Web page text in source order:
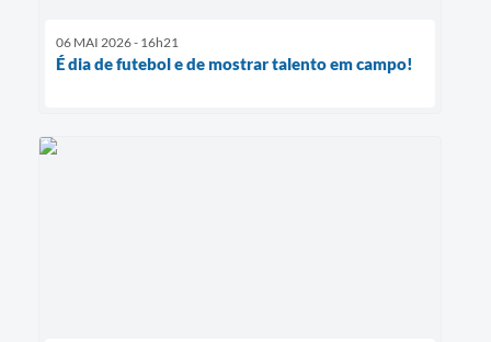
06 MAI 2026 - 16h21
É dia de futebol e de mostrar talento em campo!